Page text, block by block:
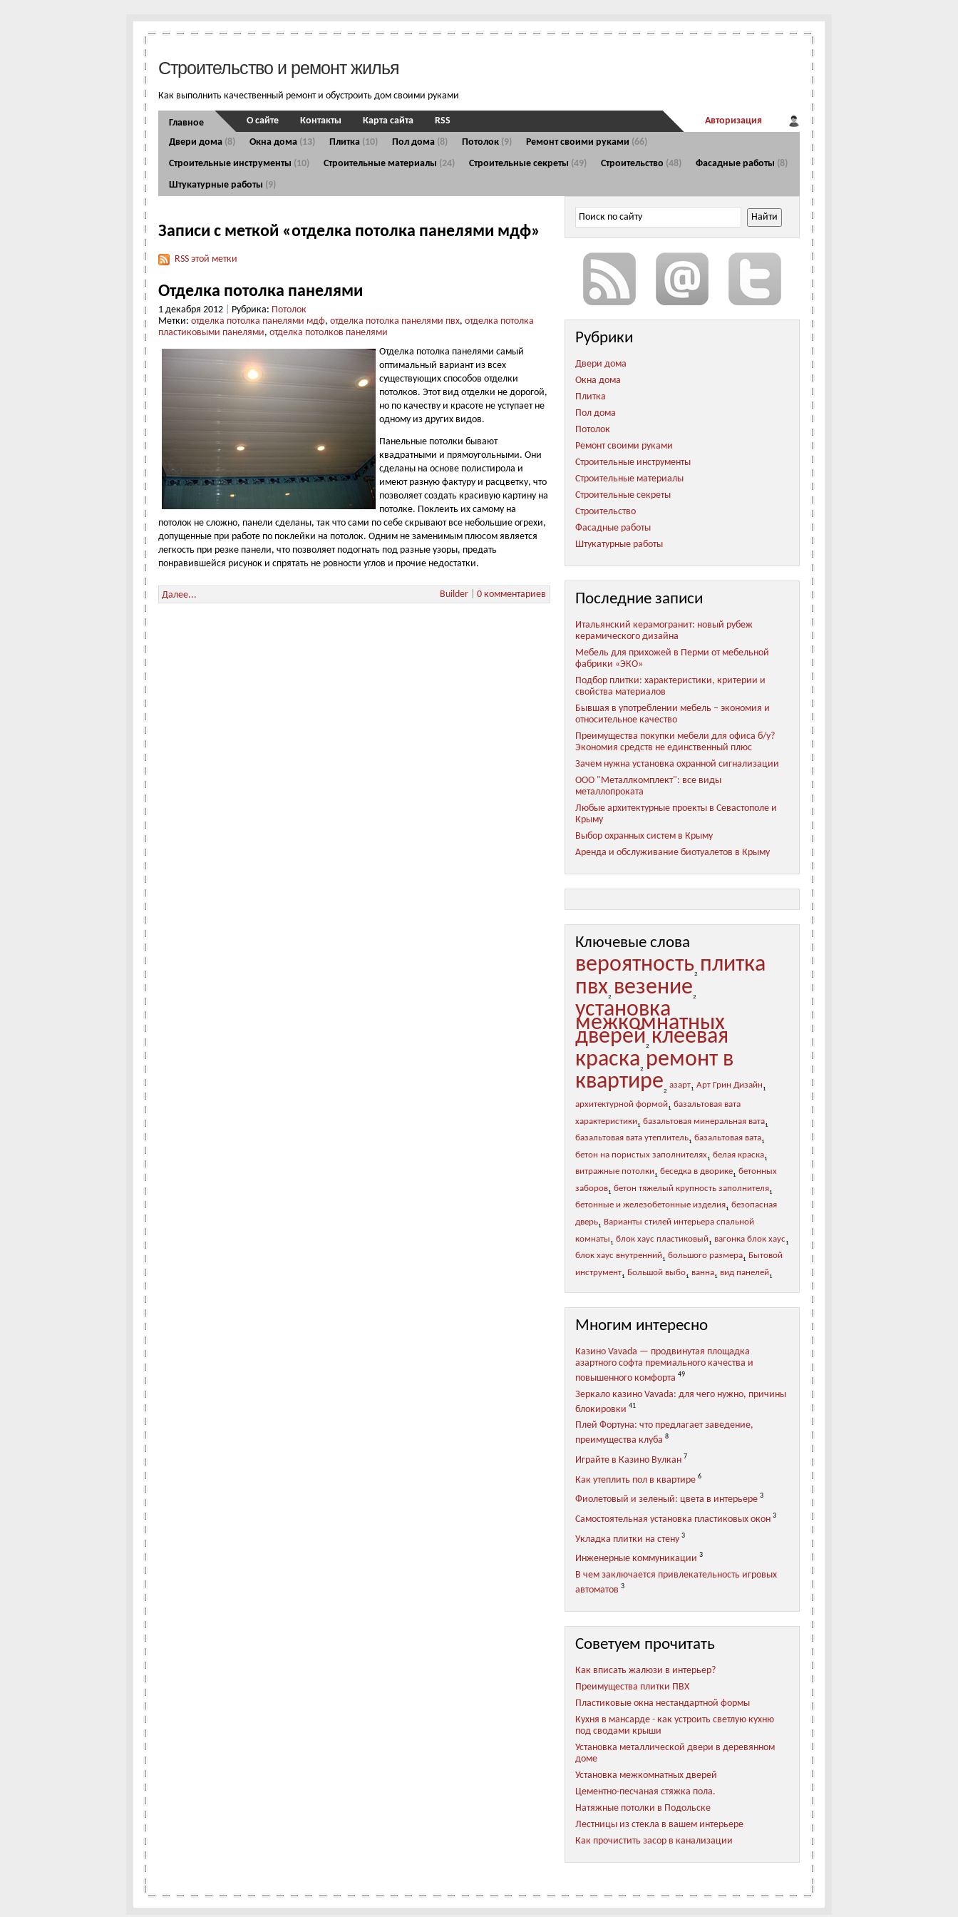
Строительство и ремонт жилья
Как выполнить качественный ремонт и обустроить дом своими руками
Главное
Двери дома (8) Окна дома (13) Плитка (10) Пол дома (8) Потолок (9) Ремонт своими руками (66)
Строительные инструменты (10) Строительные материалы (24) Строительные секреты (49) Строительство (48) Фасадные работы (8)
Штукатурные работы (9)
О сайте Контакты Карта сайта RSS
Авторизация
Записи с меткой «отделка потолка панелями мдф»
RSS этой метки
Отделка потолка панелями
1 декабря 2012 Рубрика: Потолок
Метки: отделка потолка панелями мдф, отделка потолка панелями пвх, отделка потолка
пластиковыми панелями, отделка потолков панелями
Отделка потолка панелями самый
оптимальный вариант из всех
существующих способов отделки
потолков. Этот вид отделки не дорогой,
но по качеству и красоте не уступает не
одному из других видов.
Панельные потолки бывают
квадратными и прямоугольными. Они
сделаны на основе полистирола и
имеют разную фактуру и расцветку, что
позволяет создать красивую картину на
потолке. Поклеить их самому на
потолок не сложно, панели сделаны, так что сами по себе скрывают все небольшие огрехи,
допущенные при работе по поклейки на потолок. Одним не заменимым плюсом является
легкость при резке панели, что позволяет подогнать под разные узоры, предать
понравившейся рисунок и спрятать не ровности углов и прочие недостатки.
Далее... Builder 0 комментариев
Рубрики
Двери дома
Окна дома
Плитка
Пол дома
Потолок
Ремонт своими руками
Строительные инструменты
Строительные материалы
Строительные секреты
Строительство
Фасадные работы
Штукатурные работы
Последние записи
Итальянский керамогранит: новый рубеж
керамического дизайна
Мебель для прихожей в Перми от мебельной
фабрики «ЭКО»
Подбор плитки: характеристики, критерии и
свойства материалов
Бывшая в употреблении мебель – экономия и
относительное качество
Преимущества покупки мебели для офиса б/у?
Экономия средств не единственный плюс
Зачем нужна установка охранной сигнализации
ООО "Металлкомплект": все виды
металлопроката
Любые архитектурные проекты в Севастополе и
Крыму
Выбор охранных систем в Крыму
Аренда и обслуживание биотуалетов в Крыму
Ключевые слова
вероятность2 плитка
пвх2 везение2
установка
межкомнатных
дверей2 клеевая
краска2 ремонт в
квартире2
азарт1 Арт Грин Дизайн 1
архитектурной формой1 базальтовая вата
характеристики1 базальтовая минеральная вата1
базальтовая вата утеплитель1 базальтовая вата1
бетон на пористых заполнителях1 белая краска1
витражные потолки1 беседка в дворике1 бетонных
заборов1 бетон тяжелый крупность заполнителя1
бетонные и железобетонные изделия1 безопасная
дверь1
Варианты стилей интерьера спальной
комнаты 1 блок хаус пластиковый1 вагонка блок хаус 1
блок хаус внутренний1 большого размера1
Бытовой
инструмент1 Большой выбо1 ванна1 вид панелей1
Многим интересно
Казино Vavada — продвинутая площадка
азартного софта премиального качества и
повышенного комфорта 49
Зеркало казино Vavada: для чего нужно, причины
блокировки 41
Плей Фортуна: что предлагает заведение,
преимущества клуба 8
Играйте в Казино Вулкан 7
Как утеплить пол в квартире 6
Фиолетовый и зеленый: цвета в интерьере 3
Самостоятельная установка пластиковых окон 3
Укладка плитки на стену 3
Инженерные коммуникации 3
В чем заключается привлекательность игровых
автоматов 3
Советуем прочитать
Как вписать жалюзи в интерьер?
Преимущества плитки ПВХ
Пластиковые окна нестандартной формы
Кухня в мансарде - как устроить светлую кухню
под сводами крыши
Установка металлической двери в деревянном
доме
Установка межкомнатных дверей
Цементно-песчаная стяжка пола.
Натяжные потолки в Подольске
Лестницы из стекла в вашем интерьере
Как прочистить засор в канализации